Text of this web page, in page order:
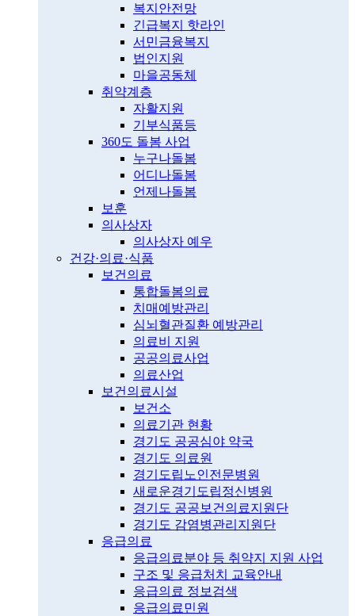
복지안전망
긴급복지 핫라인
서민금융복지
법인지원
마을공동체
취약계층
자활지원
기부식품등
360도 돌봄 사업
누구나돌봄
어디나돌봄
언제나돌봄
보훈
의사상자
의사상자 예우
건강·의료·식품
보건의료
통합돌봄의료
치매예방관리
심뇌혈관질환 예방관리
의료비 지원
공공의료사업
의료산업
보건의료시설
보건소
의료기관 현황
경기도 공공심야 약국
경기도 의료원
경기도립노인전문병원
새로운경기도립정신병원
경기도 공공보건의료지원단
경기도 감염병관리지원단
응급의료
응급의료분야 등 취약지 지원 사업
구조 및 응급처치 교육안내
응급의료 정보검색
응급의료민원